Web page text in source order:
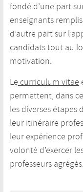
fondé d’une part
enseignants
d’autre part sur
candidats tout au
motivation.
Lecurriculum vitae
permettent, dans
les diverses étapes
leur itinéraire
leur expérience
volonté d’exercer
professeurs agrégés.